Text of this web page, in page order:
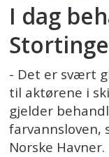
I dag
- Det er svært
til aktørene i
gjelder
farvannsloven,
Norske Havner.